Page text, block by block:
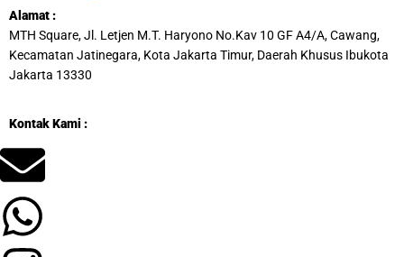
Alamat :
MTH Square, Jl. Letjen M.T. Haryono No.Kav 10 GF A4/A, Cawang,
Kecamatan Jatinegara, Kota Jakarta Timur, Daerah Khusus Ibukota
Jakarta 13330
Kontak Kami :